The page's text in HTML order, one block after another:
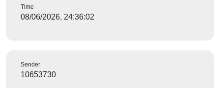
Time
08/06/2026, 24:36:02
Sender
10653730